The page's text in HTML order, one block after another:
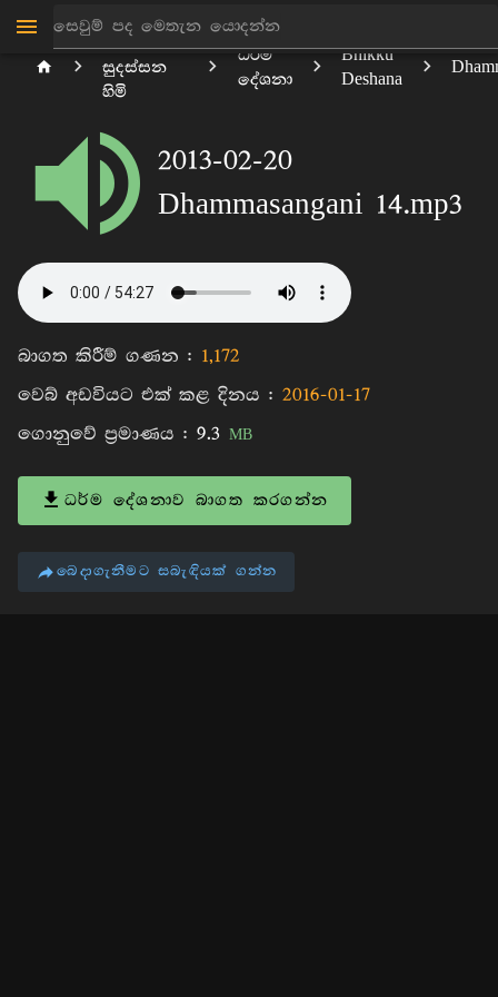
සුදස්සන
හිමි
ධර්ම
දේශනා
Bhikku
Deshana
2013-02-20
Dhammasangani 14.mp3
බාගත කිරීම් ගණන : 1,172
වෙබ් අඩවියට එක් කළ දිනය : 2016-01-17
ගොනුවේ ප්‍රමාණය : 9.3 MB
ධර්ම දේශනාව බාගත කරගන්න
බෙදාගැනීමට සබැඳියක් ගන්න